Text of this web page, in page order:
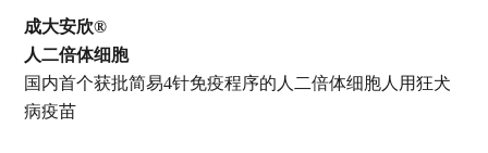
成大安欣®
人二倍体细胞
国内首个获批简易4针免疫程序的人二倍体细胞人用狂犬
病疫苗